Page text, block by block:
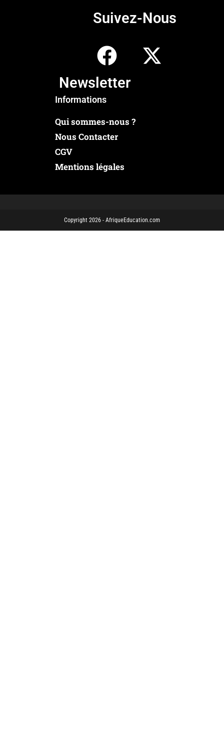
Suivez-Nous
Newsletter
Informations
Qui sommes-nous ?
Nous Contacter
CGV
Mentions légales
Copyright 2026 - AfriqueEducation.com